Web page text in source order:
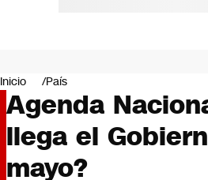
Negocios
Deportes
Programas completos
Cultura
Servicios
Bits
Inicio País
Agenda
llega el
mayo?